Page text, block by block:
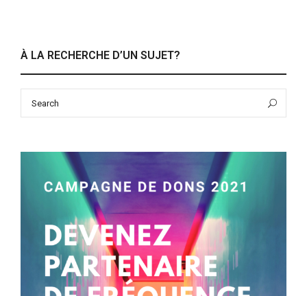
À LA RECHERCHE D’UN SUJET?